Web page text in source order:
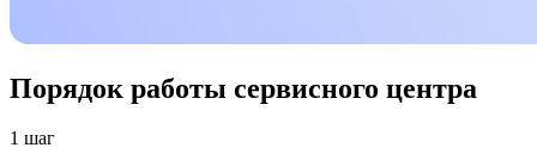
Порядок работы сервисного центра
1 шаг